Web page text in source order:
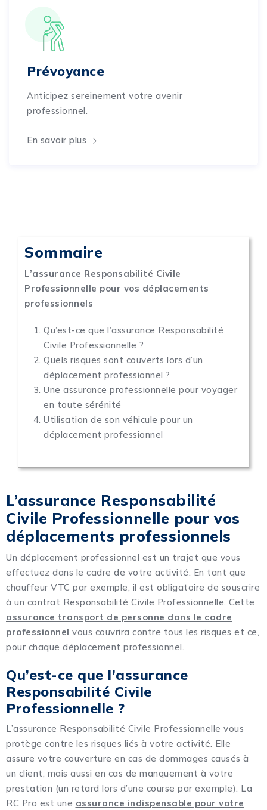
Prévoyance
Anticipez sereinement votre avenir
professionnel.
En savoir plus
Sommaire
L’assurance Responsabilité Civile
Professionnelle pour vos déplacements
professionnels
Qu’est-ce que l’assurance Responsabilité
Civile Professionnelle ?
Quels risques sont couverts lors d’un
déplacement professionnel ?
Une assurance professionnelle pour voyager
en toute sérénité
Utilisation de son véhicule pour un
déplacement professionnel
L’assurance Responsabilité
Civile Professionnelle pour vos
déplacements professionnels
Un déplacement professionnel est un trajet que vous
effectuez dans le cadre de votre activité. En tant que
chauffeur VTC par exemple, il est obligatoire de souscrire
à un contrat Responsabilité Civile Professionnelle. Cette
assurance transport de personne dans le cadre
professionnel vous couvrira contre tous les risques et ce,
pour chaque déplacement professionnel.
Qu’est-ce que l’assurance
Responsabilité Civile
Professionnelle ?
L’assurance Responsabilité Civile Professionnelle vous
protège contre les risques liés à votre activité. Elle
assure votre couverture en cas de dommages causés à
un client, mais aussi en cas de manquement à votre
prestation (un retard lors d’une course par exemple). La
RC Pro est une assurance indispensable pour votre